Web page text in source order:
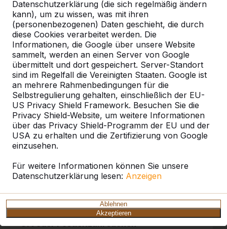
Datenschutzerklärung (die sich regelmäßig ändern
kann), um zu wissen, was mit ihren
(personenbezogenen) Daten geschieht, die durch
diese Cookies verarbeitet werden. Die
Informationen, die Google über unsere Website
sammelt, werden an einen Server von Google
übermittelt und dort gespeichert. Server-Standort
sind im Regelfall die Vereinigten Staaten. Google ist
an mehrere Rahmenbedingungen für die
Selbstregulierung gehalten, einschließlich der EU-
US Privacy Shield Framework. Besuchen Sie die
Privacy Shield-Website, um weitere Informationen
über das Privacy Shield-Programm der EU und der
USA zu erhalten und die Zertifizierung von Google
einzusehen.
Für weitere Informationen können Sie unsere
Datenschutzerklärung lesen: Anzeigen
Ablehnen
Akzeptieren
Referenzen
Unsere Produkte finden Sie in ganz Europa
und darüber hinaus. Sehen Sie hier, wo Sie
ein HeBlad-Produkt in Ihrer Nähe finden.
Produkt
Alles anzeigen
Kategorie
Alles anzeigen
Ort oder Postleitzahl suchen